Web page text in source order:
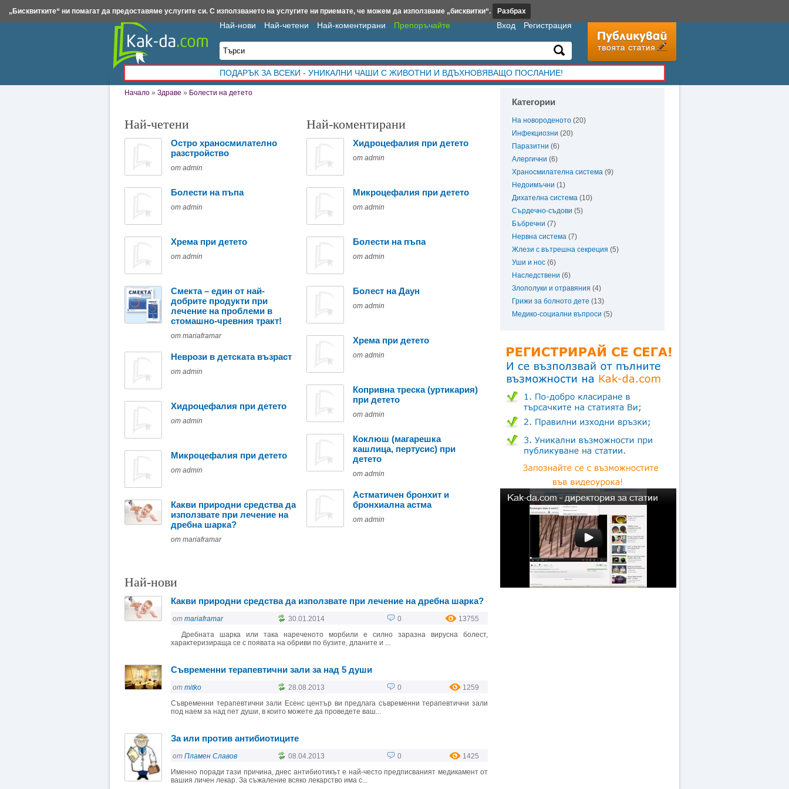
Начало » Здраве » Болести на детето
Най-четени
Остро храносмилателно
разстройство
от admin
Болести на пъпа
от admin
Хрема при детето
от admin
Смекта – един от най-
добрите продукти при
лечение на проблеми в
стомашно-чревния тракт!
от mariaframar
Неврози в детската възраст
от admin
Хидроцефалия при детето
от admin
Микроцефалия при детето
от admin
Какви природни средства да
използвате при лечение на
дребна шарка?
от mariaframar
Най-коментирани
Хидроцефалия при детето
от admin
Микроцефалия при детето
от admin
Болести на пъпа
от admin
Болест на Даун
от admin
Хрема при детето
от admin
Копривна треска (уртикария)
при детето
от admin
Коклюш (магарешка
кашлица, пертусис) при
детето
от admin
Астматичен бронхит и
бронхиална астма
от admin
Най-нови
Какви природни средства да използвате при лечение на дребна шарка?
от mariaframar 30.01.2014 0
13755
Дребната шарка или така нареченото морбили е силно заразна вирусна болест,
характеризираща се с появата на обриви по бузите, дланите и ...
Съвременни терапевтични зали за над 5 души
от mitko 28.08.2013 0
1259
Съвременни терапевтични зали Есенс център ви предлага съвременни терапевтични зали
под наем за над пет души, в които можете да проведете ваш...
За или против антибиотиците
от Пламен Славов 08.04.2013 0
1425
Именно поради тази причина, днес антибиотикът е най-често предписваният медикамент от
вашия личен лекар. За съжаление всяко лекарство има с...
Категории
На новороденото (20)
Инфекциозни (20)
Паразитни (6)
Алергични (6)
Храносмилателна система (9)
Недоимъчни (1)
Дихателна система (10)
Сърдечно-съдови (5)
Бъбречни (7)
Нервна система (7)
Жлези с вътрешна секреция (5)
Уши и нос (6)
Наследствени (6)
Злополуки и отравяния (4)
Грижи за болното дете (13)
Медико-социални въпроси (5)
Най-нови Най-четени Най-коментирани Препоръчайте Вход Регистрация
ПОДАРЪК ЗА ВСЕКИ - УНИКАЛНИ ЧАШИ С ЖИВОТНИ И ВДЪХНОВЯВАЩО ПОСЛАНИЕ!
Insert.bg Framar.bg Kak-da.com Iztochnik.com BauBau.bg NewAge.bg
„Бисквитките“ ни помагат да предоставяме услугите си. С използването на услугите ни приемате, че можем да използваме „бисквитки“. Разбрах